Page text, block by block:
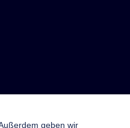
geben wir